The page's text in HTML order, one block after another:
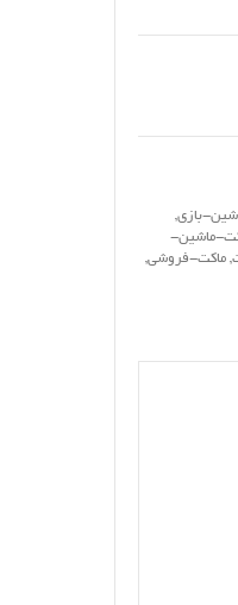
بازی,
ماشین-
,ماکت-فروشی,